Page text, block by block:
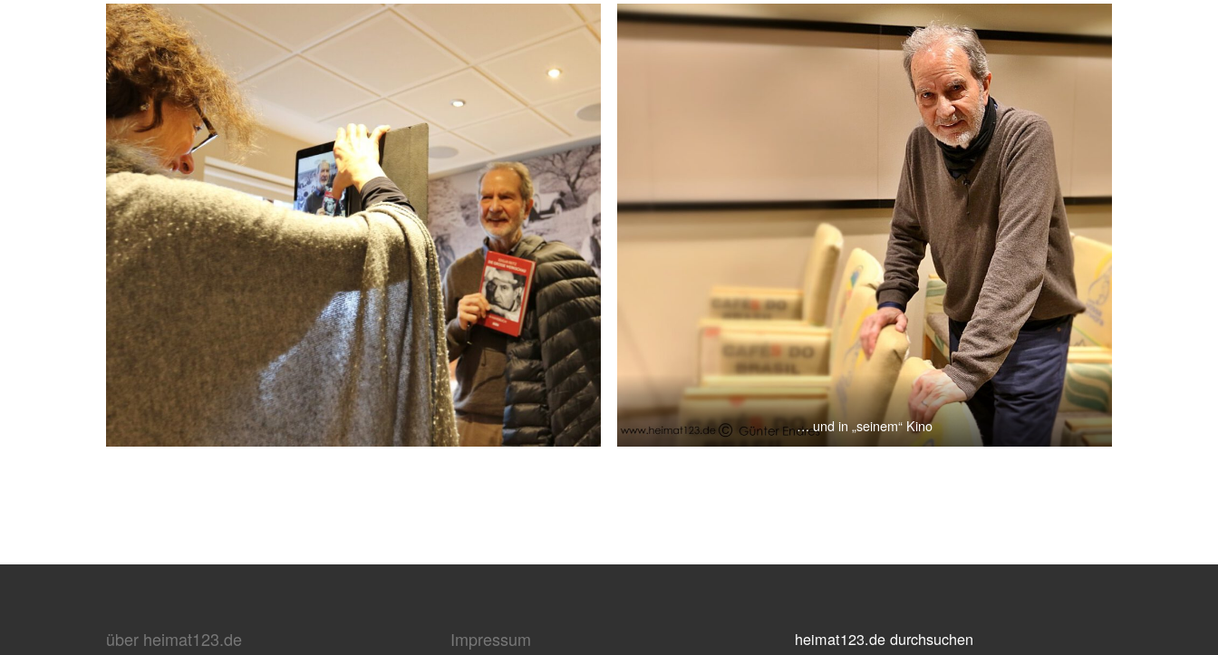
… und in „seinem“ Kino
über heimat123.de
Impressum
heimat123.de durchsuchen